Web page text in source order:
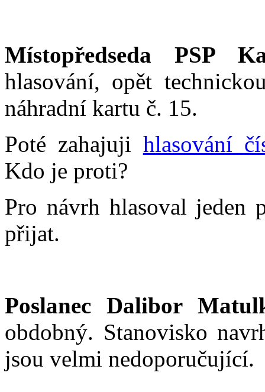
Místopředseda PSP
hlasování, opět
náhradní kartu č. 15.
Poté zahajuji hlasování
Kdo je proti?
Pro návrh hlasoval jeden
přijat.
Poslanec Dalibor
obdobný. Stanovisko
jsou velmi nedoporučující.